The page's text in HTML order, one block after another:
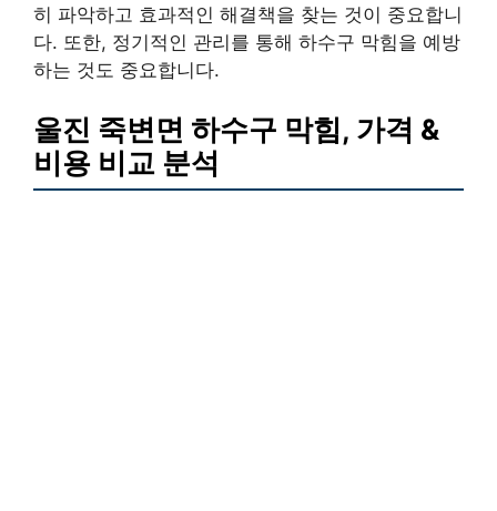
히 파악하고 효과적인 해결책을 찾는 것이 중요합니
다. 또한, 정기적인 관리를 통해 하수구 막힘을 예방
하는 것도 중요합니다.
울진 죽변면 하수구 막힘, 가격 &
비용 비교 분석